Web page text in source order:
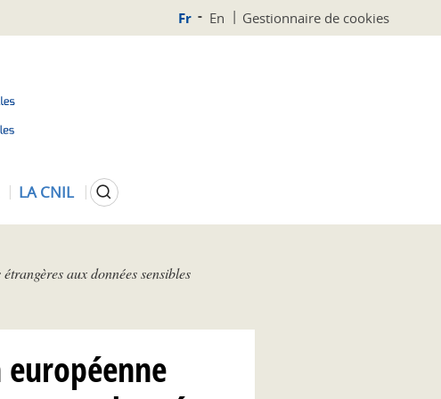
Fr En Gestionnaire de cookies
N
LA CNIL Rechercher
aux données sensibles